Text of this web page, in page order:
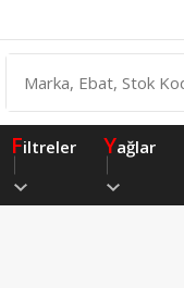
Filtreler Yağlar